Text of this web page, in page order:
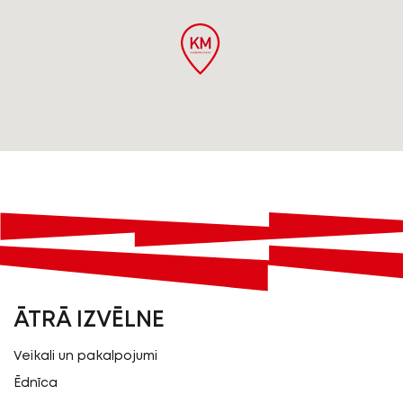
ĀTRĀ IZVĒLNE
Veikali un pakalpojumi
Ēdnīca